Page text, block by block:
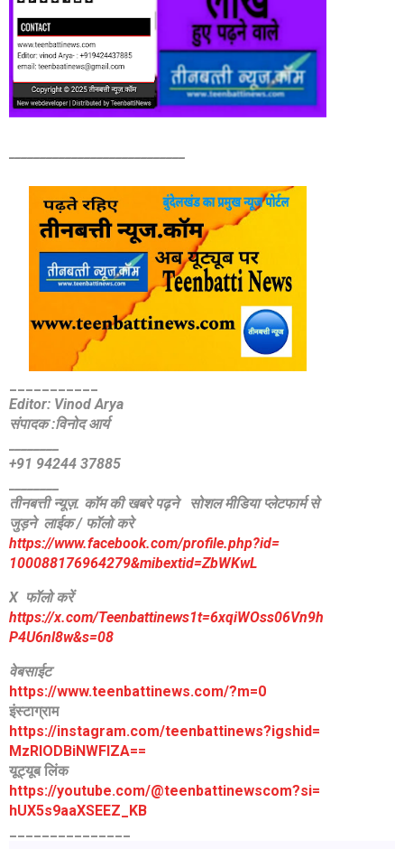
Editor: Vinod Arya
संपादक :विनोद आर्य
+91 94244 37885
तीनबत्ती न्यूज़. कॉम की खबरे पढ़नेसोशल मीडिया प्लेटफार्म से
जुड़ने लाईक / फॉलो करे
https://www.facebook.com/profile.php?id=
100088176964279&mibextid=ZbWKwL
X फॉलो करें
https://x.com/Teenbattinews1t=6xqiWOss06Vn9h
P4U6nl8w&s=08
वेबसाईट
https://www.teenbattinews.com/?m=0
इंस्टाग्राम
https://instagram.com/teenbattinews?igshid=
MzRlODBiNWFlZA==
यूट्यूब लिंक
https://youtube.com/@teenbattinewscom?si=
hUX5s9aaXSEEZ_KB